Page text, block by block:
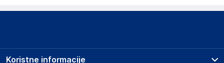
Podatki o proizvajalcu
Koristne informacije